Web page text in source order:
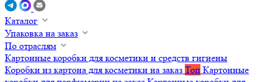
Каталог
Упаковка на заказ
По отраслям
Картонные коробки для косметики и средств гигиены
Коробки из картона для косметики на заказ Топ Картонные